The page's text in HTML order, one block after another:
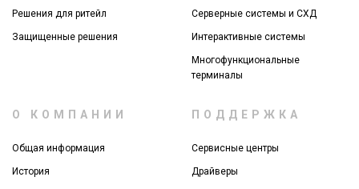
Решения для ритейл
Защищенные решения
Серверные системы и СХД
Интерактивные системы
Многофункциональные
терминалы
О КОМПАНИИ
Общая информация
История
ПОДДЕРЖКА
Сервисные центры
Драйверы